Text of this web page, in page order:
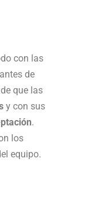
con las
de
que las
y con sus
.
los
equipo.